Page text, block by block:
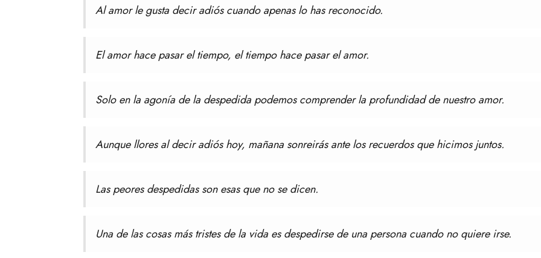
Al amor le gusta decir adiós cuando apenas lo has reconocido.
El amor hace pasar el tiempo, el tiempo hace pasar el amor.
Solo en la agonía de la despedida podemos comprender la profundidad de nuestro amor.
Aunque llores al decir adiós hoy, mañana sonreirás ante los recuerdos que hicimos juntos.
Las peores despedidas son esas que no se dicen.
Una de las cosas más tristes de la vida es despedirse de una persona cuando no quiere irse.